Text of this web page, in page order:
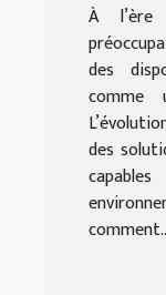
À
des
comme
des